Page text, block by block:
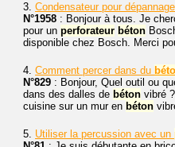
3. Condensateur pour dépannage
N°1958 : Bonjour à tous. Je
pour un perforateur béton
disponible chez Bosch. Merci
4. Comment percer dans du
N°829 : Bonjour, Quel outil ou
dans des dalles de béton vibré
cuisine sur un mur en béton
5. Utiliser la percussion avec un